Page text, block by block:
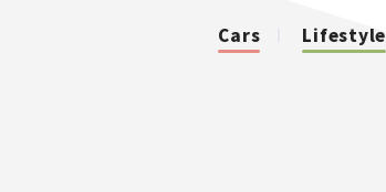
Cars Lifestyle